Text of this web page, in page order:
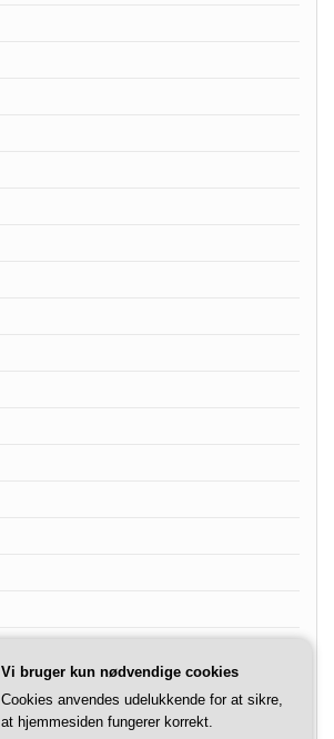
Vi bruger kun nødvendige cookies
Cookies anvendes udelukkende for at sikre,
at hjemmesiden fungerer korrekt.